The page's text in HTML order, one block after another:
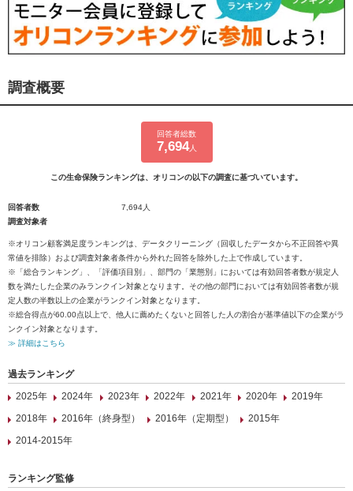
調査概要
回答者総数
7,694人
この生命保険ランキングは、オリコンの以下の調査に基づいています。
回答者数
7,694人
調査対象者
※オリコン顧客満足度ランキングは、データクリーニング（回収したデータから不正回答や異
常値を排除）および調査対象者条件から外れた回答を除外した上で作成しています。
※「総合ランキング」、「評価項目別」、部門の「業態別」においては有効回答者数が規定人
数を満たした企業のみランクイン対象となります。その他の部門においては有効回答者数が規
定人数の半数以上の企業がランクイン対象となります。
※総合得点が60.00点以上で、他人に薦めたくないと回答した人の割合が基準値以下の企業がラ
ンクイン対象となります。
≫ 詳細はこちら
過去ランキング
2025年
2024年 2023年 2022年 2021年 2020年
2019年
2018年
2016年（終身型） 2016年（定期型）
2015年
2014-2015年
ランキング監修